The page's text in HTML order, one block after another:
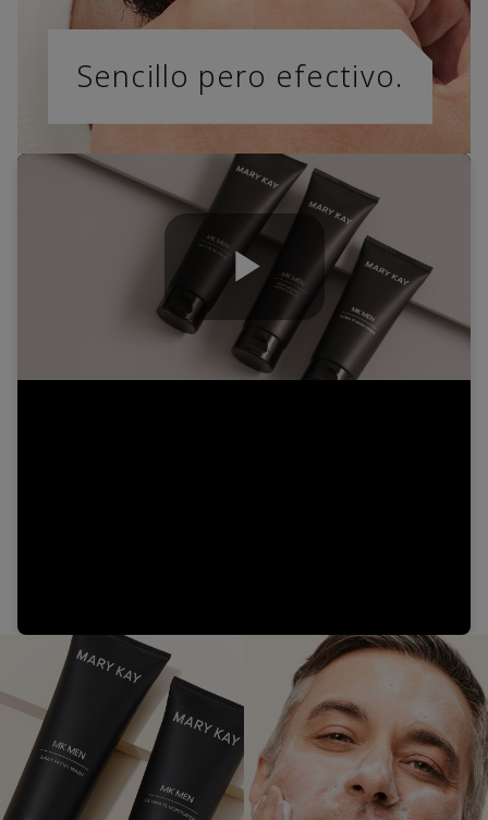
Sencillo pero efectivo.
Play